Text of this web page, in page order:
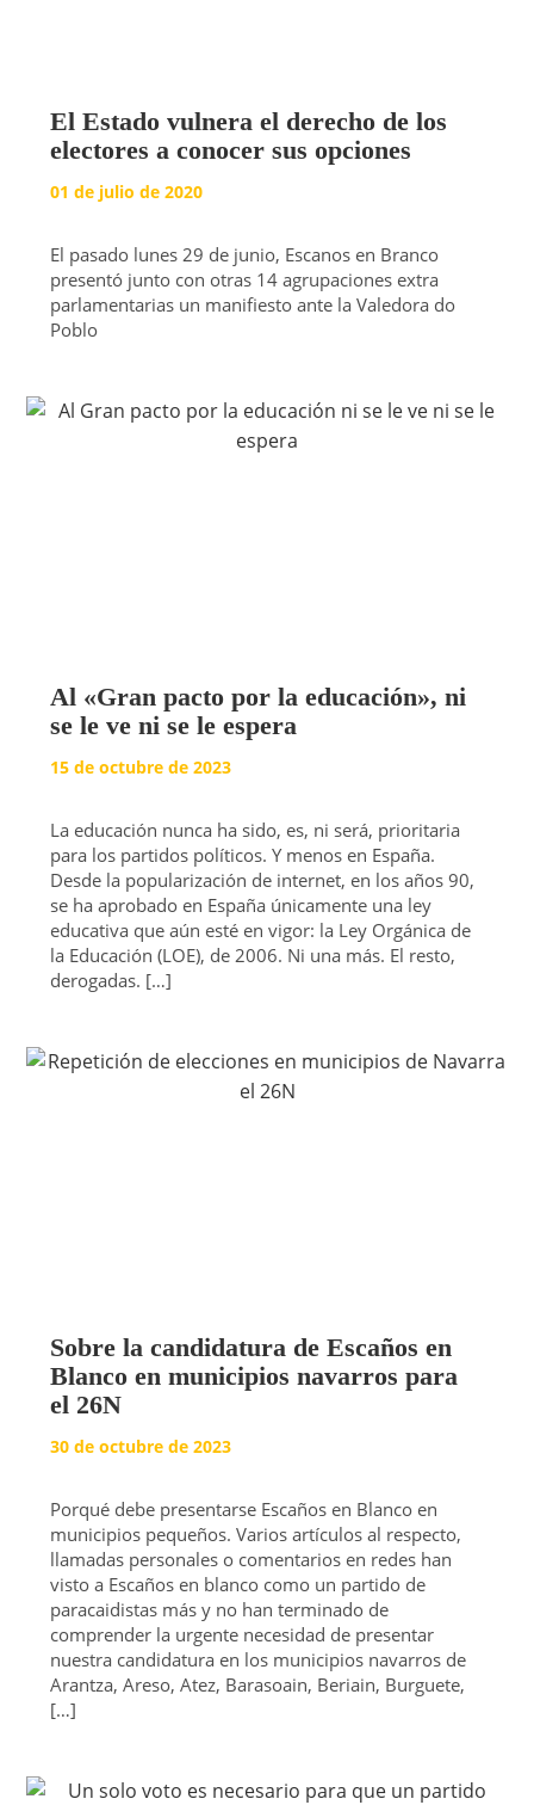
El Estado vulnera el derecho de los
electores a conocer sus opciones
01 de julio de 2020
El pasado lunes 29 de junio, Escanos en Branco
presentó junto con otras 14 agrupaciones extra
parlamentarias un manifiesto ante la Valedora do
Poblo
Al «Gran pacto por la educación», ni
se le ve ni se le espera
15 de octubre de 2023
La educación nunca ha sido, es, ni será, prioritaria
para los partidos políticos. Y menos en España.
Desde la popularización de internet, en los años 90,
se ha aprobado en España únicamente una ley
educativa que aún esté en vigor: la Ley Orgánica de
la Educación (LOE), de 2006. Ni una más. El resto,
derogadas. […]
Sobre la candidatura de Escaños en
Blanco en municipios navarros para
el 26N
30 de octubre de 2023
Porqué debe presentarse Escaños en Blanco en
municipios pequeños. Varios artículos al respecto,
llamadas personales o comentarios en redes han
visto a Escaños en blanco como un partido de
paracaidistas más y no han terminado de
comprender la urgente necesidad de presentar
nuestra candidatura en los municipios navarros de
Arantza, Areso, Atez, Barasoain, Beriain, Burguete,
[…]